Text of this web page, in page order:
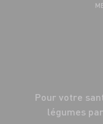
Pour votre
légumes